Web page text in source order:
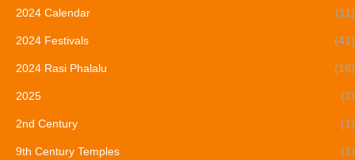
2024 Calendar (11)
2024 Festivals (41)
2024 Rasi Phalalu (16)
2025 (3)
2nd Century (1)
9th Century Temples (1)